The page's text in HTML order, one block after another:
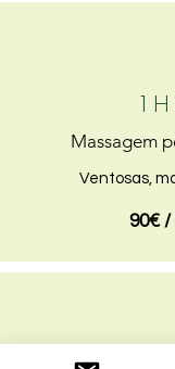
1
Massagem
Ventosas,
90€ /